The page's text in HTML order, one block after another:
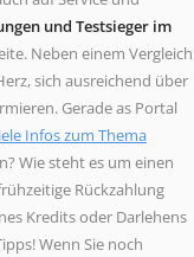
und Testsieger im
Neben einem Vergleich
sich ausreichend über
Gerade as Portal
Infos zum Thema
Wie steht es um einen
Rückzahlung
Kredits oder Darlehens
Wenn Sie noch